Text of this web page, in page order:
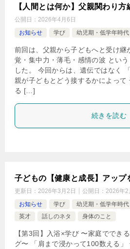
【人間とは何か】父親関わり方
公開日： 2026年4月6日
お知らせ
学び 幼児期・低学年時代
前回は、父親から子どもへと受け継
覚・集中力・薄毛・感情の波 とい
した。 今回からは、遺伝ではなく
親が子どもとどう接するかによって
る […]
続きを読む
子どもの【健康と成長】アップ
更新日： 2026年3月2日 公開日： 2026年2
お知らせ
学び 幼児期・低学年時代
英才
話しのネタ 身体のこと
【第3回】入浴×学び 〜家庭ででき
グ〜 「肩まで浸かって100数える」